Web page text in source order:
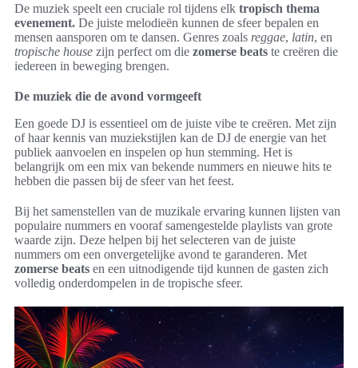
De muziek speelt een cruciale rol tijdens elk tropisch thema
evenement. De juiste melodieën kunnen de sfeer bepalen en
mensen aansporen om te dansen. Genres zoals reggae, latin, en
tropische house zijn perfect om die zomerse beats te creëren die
iedereen in beweging brengen.
De muziek die de avond vormgeeft
Een goede DJ is essentieel om de juiste vibe te creëren. Met zijn
of haar kennis van muziekstijlen kan de DJ de energie van het
publiek aanvoelen en inspelen op hun stemming. Het is
belangrijk om een mix van bekende nummers en nieuwe hits te
hebben die passen bij de sfeer van het feest.
Bij het samenstellen van de muzikale ervaring kunnen lijsten van
populaire nummers en vooraf samengestelde playlists van grote
waarde zijn. Deze helpen bij het selecteren van de juiste
nummers om een onvergetelijke avond te garanderen. Met
zomerse beats en een uitnodigende tijd kunnen de gasten zich
volledig onderdompelen in de tropische sfeer.